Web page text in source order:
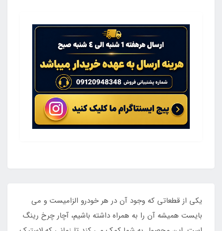
یکی از قطعاتی که وجود آن در هر خودرو الزامیست و می
بایست همیشه آن را به همراه داشته باشیم، آچار چرخ رینگ